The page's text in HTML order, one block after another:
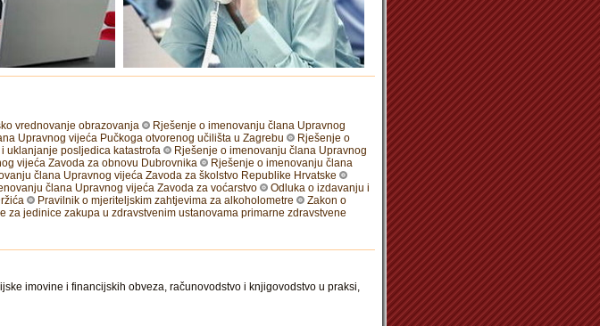
vrednovanje obrazovanja
Rješenje o imenovanju člana Upravnog
Upravnog vijeća Pučkoga otvorenog učilišta u Zagrebu
Rješenje o
uklanjanje posljedica katastrofa
Rješenje o imenovanju člana Upravnog
vijeća Zavoda za obnovu Dubrovnika
Rješenje o imenovanju člana
člana Upravnog vijeća Zavoda za školstvo Republike Hrvatske
člana Upravnog vijeća Zavoda za voćarstvo
Odluka o izdavanju i
Pravilnik o mjeriteljskim zahtjevima za alkoholometre
Zakon o
za jedinice zakupa u zdravstvenim ustanovama primarne zdravstvene
imovine i financijskih obveza, računovodstvo i knjigovodstvo u praksi,